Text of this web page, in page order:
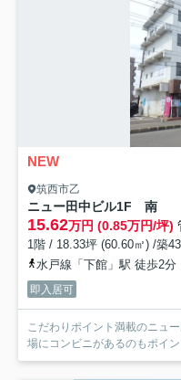
NEW
筑西市乙
ニュー田中ビル1F 南
15.62万円 (0.85万円/坪)
1階 / 18.33坪 (60.60㎡) /築
水戸線「下館」駅 徒歩2分
即入居可
こだわりポイント満載のニュ
場にコンビニがあるのもポイ